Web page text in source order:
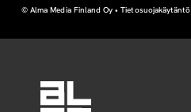
© Alma Media Finland Oy •Tietosuojakäytäntö